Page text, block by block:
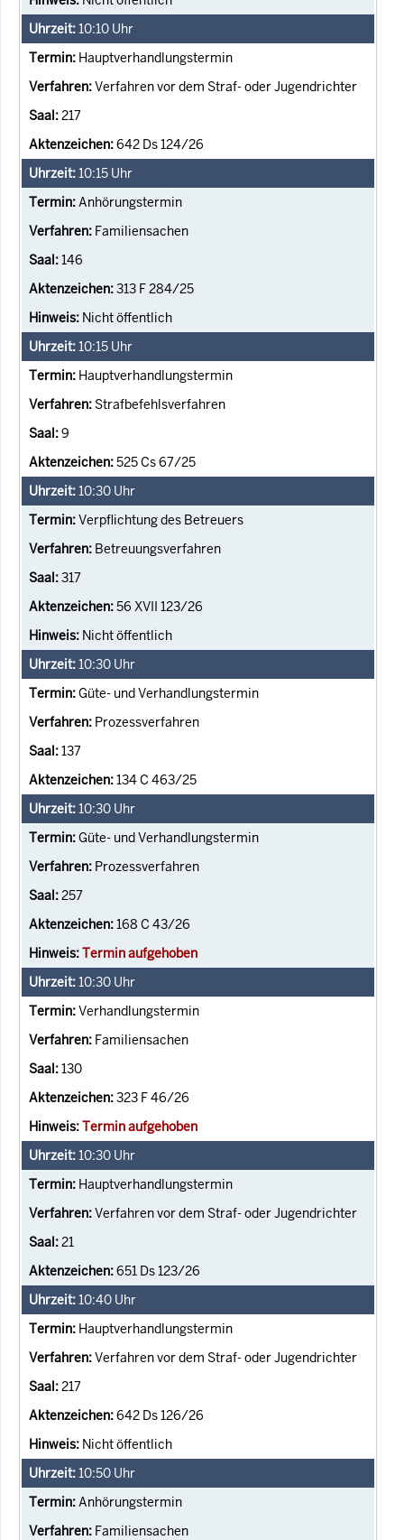
10:10 Uhr
Hauptverhandlungstermin
Verfahren vor dem Straf- oder Jugendrichter
217
642 Ds 124/26
10:15 Uhr
Anhörungstermin
Familiensachen
146
313 F 284/25
Nicht öffentlich
10:15 Uhr
Hauptverhandlungstermin
Strafbefehlsverfahren
9
525 Cs 67/25
10:30 Uhr
Verpflichtung des Betreuers
Betreuungsverfahren
317
56 XVII 123/26
Nicht öffentlich
10:30 Uhr
Güte- und Verhandlungstermin
Prozessverfahren
137
134 C 463/25
10:30 Uhr
Güte- und Verhandlungstermin
Prozessverfahren
257
168 C 43/26
Termin aufgehoben
10:30 Uhr
Verhandlungstermin
Familiensachen
130
323 F 46/26
Termin aufgehoben
10:30 Uhr
Hauptverhandlungstermin
Verfahren vor dem Straf- oder Jugendrichter
21
651 Ds 123/26
10:40 Uhr
Hauptverhandlungstermin
Verfahren vor dem Straf- oder Jugendrichter
217
642 Ds 126/26
Nicht öffentlich
10:50 Uhr
Anhörungstermin
Familiensachen